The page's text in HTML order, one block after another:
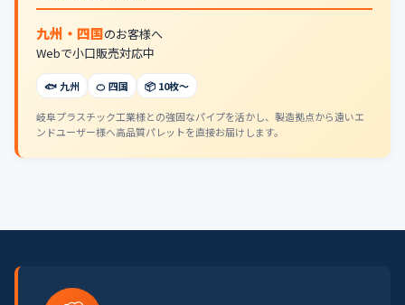
九州・四国のお客様へ
Webで小口販売対応中
🐟 九州 🍊 四国 📦 10枚〜
岐阜プラスチック工業様との強固なパイプを活かし、製造拠点から遠いエ
ンドユーザー様へ高品質パレットを直接お届けします。